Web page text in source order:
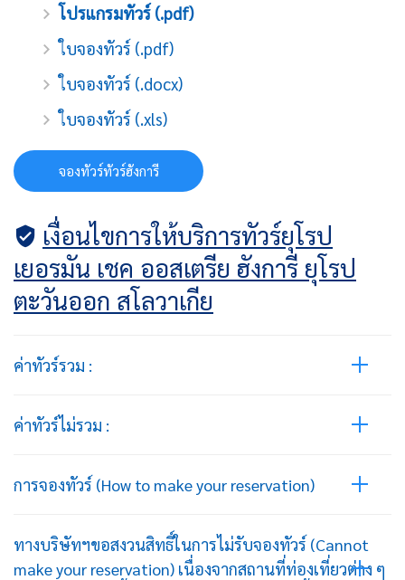
โปรแกรมทัวร์ (.pdf)
ใบจองทัวร์ (.pdf)
ใบจองทัวร์ (.docx)
ใบจองทัวร์ (.xls)
จองทัวร์ทัวร์ฮังการี
เงื่อนไขการให้บริการทัวร์ยุโรป
เยอรมัน เชค ออสเตรีย ฮังการี ยุโรป
ตะวันออก สโลวาเกีย
ค่าทัวร์รวม :
ค่าทัวร์ไม่รวม :
การจองทัวร์ (How to make your reservation)
ทางบริษัทฯขอสงวนสิทธิ์ในการไม่รับจองทัวร์ (Cannot
make your reservation) เนื่องจากสถานที่ท่องเที่ยวต่าง ๆ